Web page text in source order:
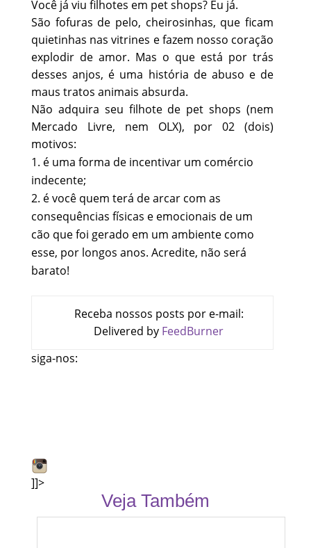
Você já viu filhotes em pet shops? Eu já.
São fofuras de pelo, cheirosinhas, que ficam
quietinhas nas vitrines e fazem nosso coração
explodir de amor. Mas o que está por trás
desses anjos, é uma história de abuso e de
maus tratos animais absurda.
Não adquira seu filhote de pet shops (nem
Mercado Livre, nem OLX), por 02 (dois)
motivos:
é uma forma de incentivar um comércio
indecente;
é você quem terá de arcar com as
consequências físicas e emocionais de um
cão que foi gerado em um ambiente como
esse, por longos anos. Acredite, não será
barato!
Receba nossos posts por e-mail:
Delivered by FeedBurner
siga-nos:
]]>
Veja Também